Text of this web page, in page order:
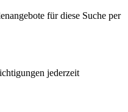
für diese Suche per
jederzeit